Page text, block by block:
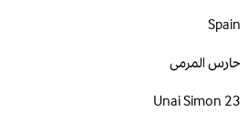
Spain
حارس المرمى
23
Unai Simon